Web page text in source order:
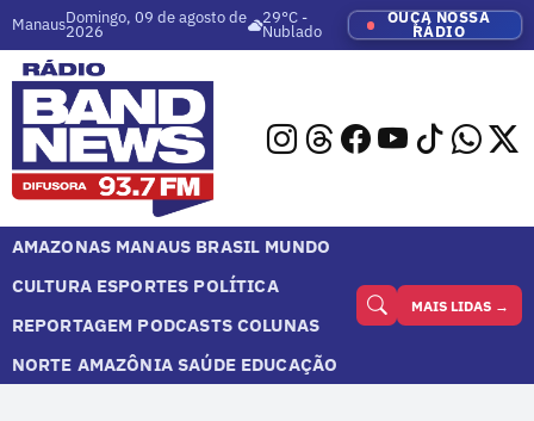
ManausDomingo, 09 de agosto de
2026
29°C -
Nublado
OUÇA NOSSA
RÁDIO
AMAZONAS MANAUS BRASIL MUNDO
CULTURA ESPORTES POLÍTICA
REPORTAGEM PODCASTS COLUNAS
NORTE AMAZÔNIA SAÚDE EDUCAÇÃO
MAIS LIDAS →